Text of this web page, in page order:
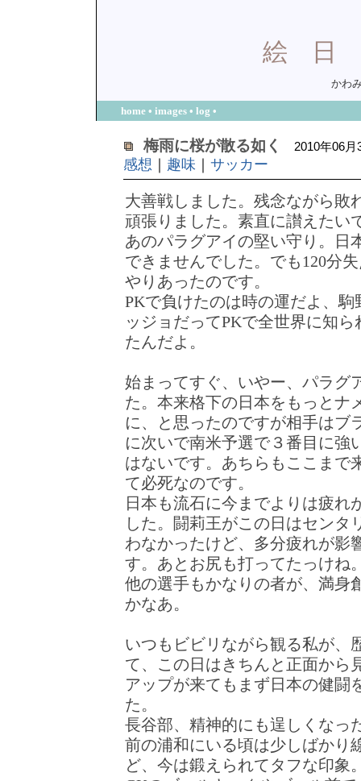
絵
かわ
home • images • log •
梅雨に桜が散る如く 2010年06
感想 ｜ 趣味 ｜サッカー
大善戦しました。残念ながら敗
頑張りました。素直に讃えたい
あのパラグアイの堅い守り。日
できませんでした。でも120分
やりあったのです。
PKで負けたのは時の運だよ、
ッジョだってPKで全世界に知
たんだよ。
始まってすぐ、いやー、パラ
た。本来格下の日本をもっとナ
に、と思ったのですが相手はブ
に次いで南米予選で３番目に強
はないです。あちらもここまで
て必死なのです。
日本も流石に今までよりは疲れ
した。闘莉王がこの日はセンタ
わなかったけど、多分疲れが影
す。あとお尻も打ってたっけね
他の選手もかなりの者が、満身
かなあ。
いつもビビリながら観る私が、
て、この日はきちんと正面から
アップが来てもまず日本の健闘
た。
長谷部、精神的にも逞しくなっ
前の浦和にいる頃は少しばかり
ど、今は鍛えられてタフな印象